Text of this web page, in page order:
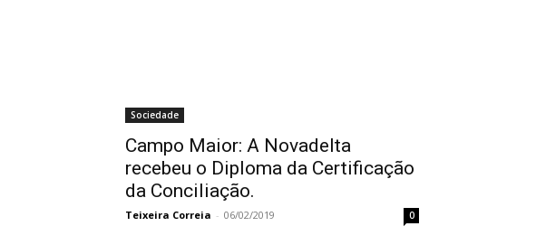
Sociedade
Campo Maior: A Novadelta
recebeu o Diploma da Certificação
da Conciliação.
Teixeira Correia - 06/02/2019 0